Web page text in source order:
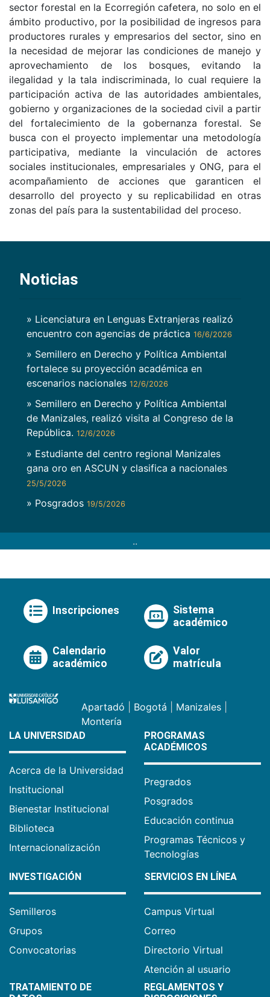
sector forestal en la Ecorregión cafetera, no solo en el
ámbito productivo, por la posibilidad de ingresos para
productores rurales y empresarios del sector, sino en
la necesidad de mejorar las condiciones de manejo y
aprovechamiento de los bosques, evitando la
ilegalidad y la tala indiscriminada, lo cual requiere la
participación activa de las autoridades ambientales,
gobierno y organizaciones de la sociedad civil a partir
del fortalecimiento de la gobernanza forestal. Se
busca con el proyecto implementar una metodología
participativa, mediante la vinculación de actores
sociales institucionales, empresariales y ONG, para el
acompañamiento de acciones que garanticen el
desarrollo del proyecto y su replicabilidad en otras
zonas del país para la sustentabilidad del proceso.
Noticias
» Licenciatura en Lenguas Extranjeras realizó
encuentro con agencias de práctica 16/6/2026
» Semillero en Derecho y Política Ambiental
fortalece su proyección académica en
escenarios nacionales 12/6/2026
» Semillero en Derecho y Política Ambiental
de Manizales, realizó visita al Congreso de la
República. 12/6/2026
» Estudiante del centro regional Manizales
gana oro en ASCUN y clasifica a nacionales
25/5/2026
» Posgrados 19/5/2026
..
Inscripciones
Sistema
académico
Calendario
académico
Valor
matrícula
Apartadó Bogotá Manizales
Montería
LA UNIVERSIDAD
Acerca de la Universidad
Institucional
Bienestar Institucional
Biblioteca
Internacionalización
PROGRAMAS
ACADÉMICOS
Pregrados
Posgrados
Educación continua
Programas Técnicos y
Tecnologías
INVESTIGACIÓN
Semilleros
Grupos
Convocatorias
SERVICIOS EN LÍNEA
Campus Virtual
Correo
Directorio Virtual
Atención al usuario
TRATAMIENTO DE
REGLAMENTOS Y